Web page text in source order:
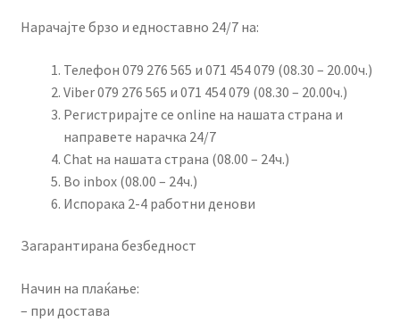
was:
1,350.00 ден.
is:
1,100.00 ден.
Нарачајте брзо и едноставно 24/7 на:
Телефон 079 276 565 и 071 454 079 (08.30 – 20.00ч.)
Viber 079 276 565 и 071 454 079 (08.30 – 20.00ч.)
Регистрирајте се online на нашата страна и
направете нарачка 24/7
Chat на нашата страна (08.00 – 24ч.)
Во inbox (08.00 – 24ч.)
Испорака 2-4 работни денови
Загарантирана безбедност
Начин на плаќање:
– при достава